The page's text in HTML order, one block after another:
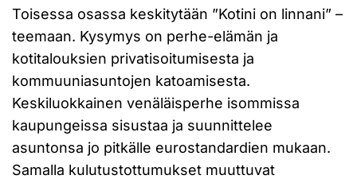
Toisessa osassa keskitytään ”Kotini on linnani” –
teemaan. Kysymys on perhe-elämän ja
kotitalouksien privatisoitumisesta ja
kommuuniasuntojen katoamisesta.
Keskiluokkainen venäläisperhe isommissa
kaupungeissa sisustaa ja suunnittelee
asuntonsa jo pitkälle eurostandardien mukaan.
Samalla kulutustottumukset muuttuvat